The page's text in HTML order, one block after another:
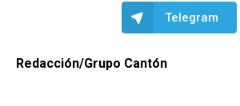
Telegram
Redacción/Grupo Cantón